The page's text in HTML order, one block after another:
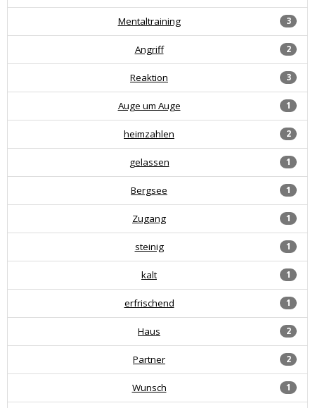
3
Mentaltraining
2
Angriff
3
Reaktion
1
Auge um Auge
2
heimzahlen
1
gelassen
1
Bergsee
1
Zugang
1
steinig
1
kalt
1
erfrischend
2
Haus
2
Partner
1
Wunsch